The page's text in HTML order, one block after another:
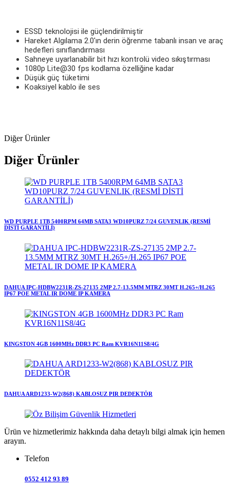
ESSD teknolojisi ile güçlendirilmiştir
Hareket Algılama 2.0'ın derin öğrenme tabanlı insan ve araç
hedefleri sınıflandırması
Sahneye uyarlanabilir bit hızı kontrolü video sıkıştırması
1080p Lite@30 fps kodlama özelliğine kadar
Düşük güç tüketimi
Koaksiyel kablo ile ses
Diğer Ürünler
Diğer Ürünler
WD PURPLE 1TB 5400RPM 64MB SATA3 WD10PURZ 7/24 GUVENLIK (RESMİ
DİSTİ GARANTİLİ)
DAHUA IPC-HDBW2231R-ZS-27135 2MP 2.7-13.5MM MTRZ 30MT H.265+/H.265
IP67 POE METAL IR DOME IP KAMERA
KINGSTON 4GB 1600MHz DDR3 PC Ram KVR16N11S8/4G
DAHUA ARD1233-W2(868) KABLOSUZ PIR DEDEKTÖR
Ürün ve hizmetlerimiz hakkında daha detaylı bilgi almak için hemen
arayın.
Telefon
0552 412 93 89